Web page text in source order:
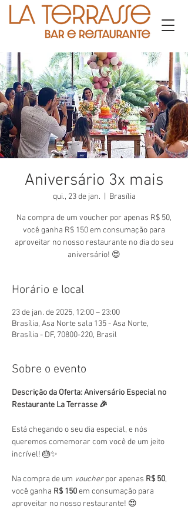
Aniversário 3x mais
qui., 23 de jan. Brasília
Na compra de um voucher por apenas R$ 50,
você ganha R$ 150 em consumação para
aproveitar no nosso restaurante no dia do seu
aniversário! 😍
Horário e local
23 de jan. de 2025, 12:00 – 23:00
Brasília, Asa Norte sala 135 - Asa Norte,
Brasília - DF, 70800-220, Brasil
Sobre o evento
Descrição da Oferta: Aniversário Especial no
Restaurante La Terrasse 🎉
Está chegando o seu dia especial, e nós
queremos comemorar com você de um jeito
incrível! 🎂✨
Na compra de um voucher por apenas R$ 50,
você ganha R$ 150 em consumação para
aproveitar no nosso restaurante! 😍